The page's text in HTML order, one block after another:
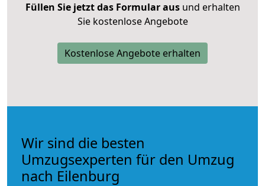
Füllen Sie jetzt das Formular ausund erhalten
Sie kostenlose Angebote
Kostenlose Angebote erhalten
Wir sind die besten
Umzugsexperten für den Umzug
nach Eilenburg